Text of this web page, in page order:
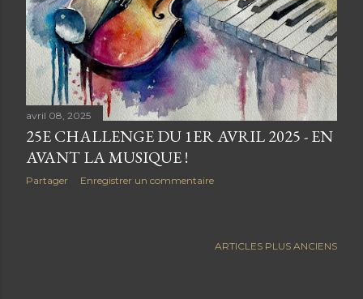
avril 08, 2025
25E CHALLENGE DU 1ER AVRIL 2025 - EN
AVANT LA MUSIQUE !
Partager Enregistrer un commentaire
ARTICLES PLUS ANCIENS